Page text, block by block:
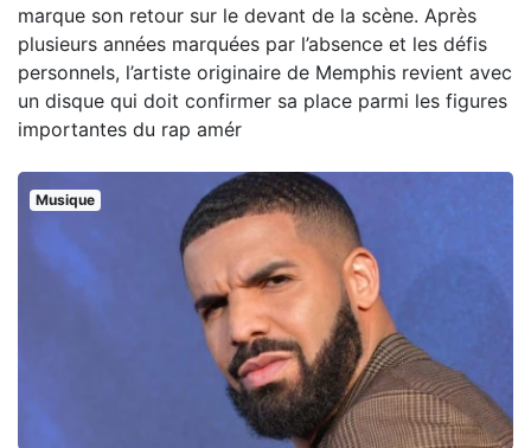
marque son retour sur le devant de la scène. Après
plusieurs années marquées par l’absence et les défis
personnels, l’artiste originaire de Memphis revient avec
un disque qui doit confirmer sa place parmi les figures
importantes du rap amér
Musique